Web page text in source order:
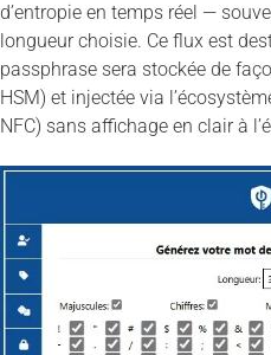
d’entropie en temps réel —
longueur choisie. Ce flux est
passphrase sera stockée de
HSM) et injectée via
NFC) sans affichage en clair à